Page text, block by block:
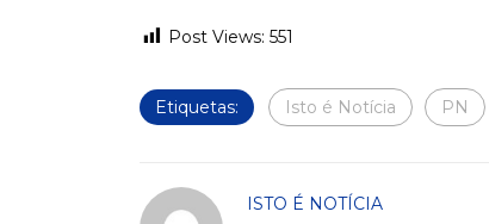
Post Views: 551
Etiquetas: Isto é Notícia PN
ISTO É NOTÍCIA